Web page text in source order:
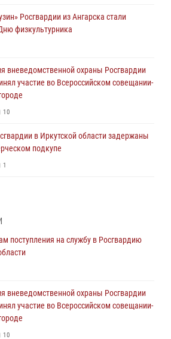
Росгвардии из Ангарска стали
физкультурника
вневедомственной охраны Росгвардии
участие во Всероссийском совещании-
10
в Иркутской области задержаны
подкупе
1
Управления Росгвардии по
из Иркутска поучаствовал в окружном
наставников «Быть, а не казаться»
3
поступления на службу в Росгвардию
вневедомственной охраны Росгвардии
участие во Всероссийском совещании-
10